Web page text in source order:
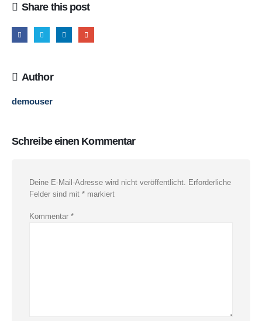
Share this post
Author
demouser
Schreibe einen Kommentar
Deine E-Mail-Adresse wird nicht veröffentlicht.
Erforderliche
Felder sind mit * markiert
Kommentar *